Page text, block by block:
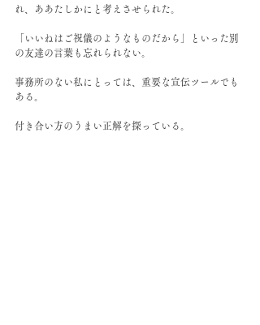
れ、ああたしかにと考えさせられた。
「いいねはご祝儀のようなものだから」といった別
の友達の言葉も忘れられない。
事務所のない私にとっては、重要な宣伝ツールでも
ある。
付き合い方のうまい正解を探っている。